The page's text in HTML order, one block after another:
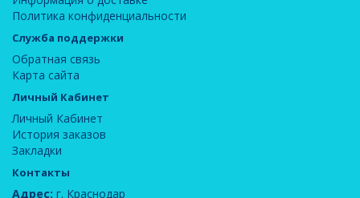
Политика конфиденциальности
Служба поддержки
Обратная связь
Карта сайта
Личный Кабинет
Личный Кабинет
История заказов
Закладки
Контакты
Адрес: г. Краснодар